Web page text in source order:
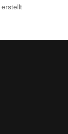
erstellt